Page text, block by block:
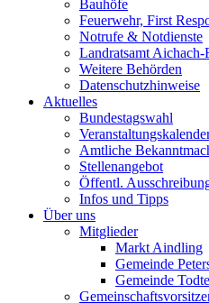
Bauhöfe
Feuerwehr, First
Notrufe & Notdienste
Landratsamt Aichach-
Weitere Behörden
Datenschutzhinweise
Aktuelles
Bundestagswahl
Amtliche
Stellenangebot
Öffentl.
Infos und Tipps
Über uns
Mitglieder
Markt Aindling
Gemeinde
Gemeinde